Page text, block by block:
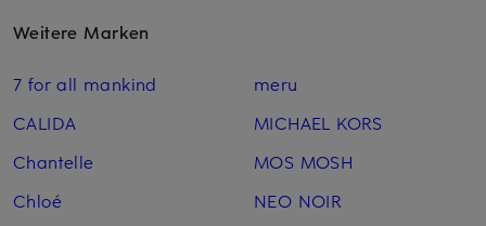
Weitere Marken
7 for all mankind
CALIDA
Chantelle
Chloé
meru
MICHAEL KORS
MOS MOSH
NEO NOIR